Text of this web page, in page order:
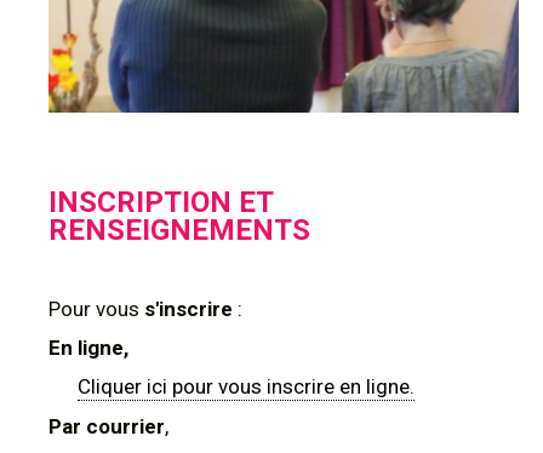
INSCRIPTION ET
RENSEIGNEMENTS
Pour vous s'inscrire :
En ligne,
Cliquer ici pour vous inscrire en ligne.
Par courrier,